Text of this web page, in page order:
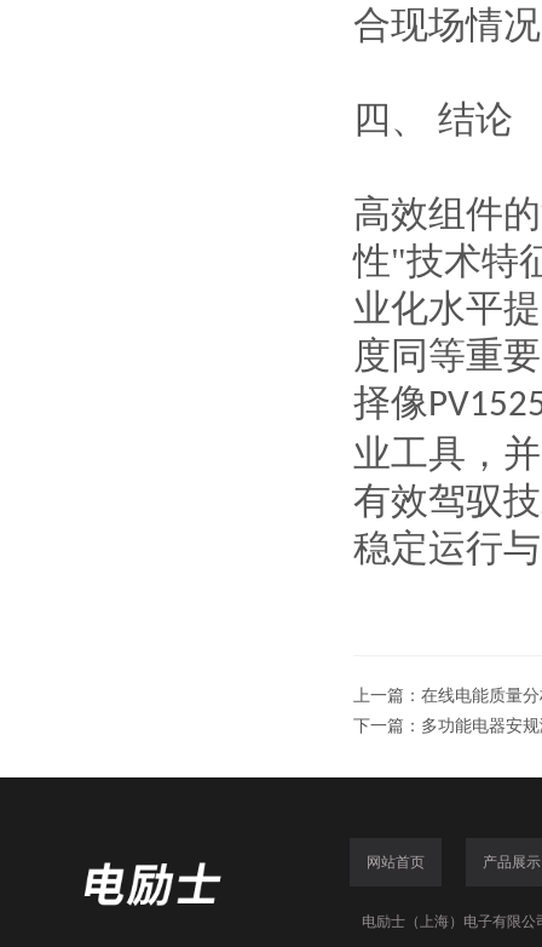
合现场情
四、 结论
高效组件
性"技术特
业化水平
度同等重
择像
业工具，
有效驾驭
稳定运行
上一篇： 在线电能质量
下一篇： 多功能电器安
网站首页 产品展示
电励士（上海）电子有限公